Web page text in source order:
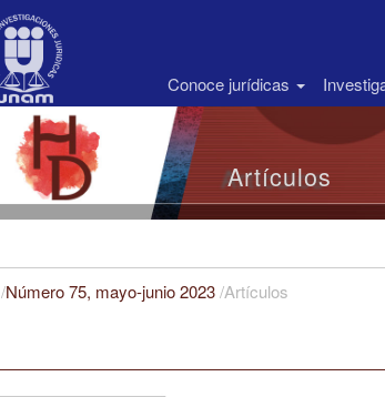
Conoce jurídicas
Artículos
/Número 75, mayo-junio 2023/Artículos